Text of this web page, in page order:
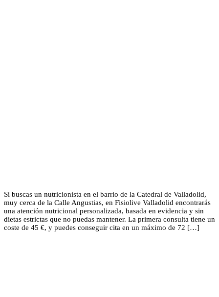
Si buscas un nutricionista en el barrio de la Catedral de Valladolid,
muy cerca de la Calle Angustias, en Fisiolive Valladolid encontrarás
una atención nutricional personalizada, basada en evidencia y sin
dietas estrictas que no puedas mantener. La primera consulta tiene un
coste de 45 €, y puedes conseguir cita en un máximo de 72 […]